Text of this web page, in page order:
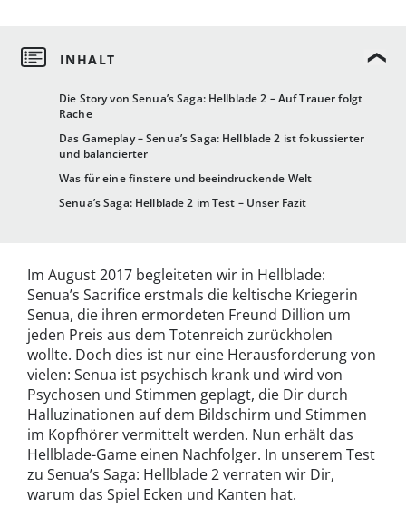
Die Story von Senua’s Saga: Hellblade 2 – Auf Trauer folgt
Rache
Das Gameplay – Senua’s Saga: Hellblade 2 ist fokussierter
und balancierter
Was für eine finstere und beeindruckende Welt
Senua’s Saga: Hellblade 2 im Test – Unser Fazit
Im August 2017 begleiteten wir in Hellblade:
Senua’s Sacrifice erstmals die keltische Kriegerin
Senua, die ihren ermordeten Freund Dillion um
jeden Preis aus dem Totenreich zurückholen
wollte. Doch dies ist nur eine Herausforderung von
vielen: Senua ist psychisch krank und wird von
Psychosen und Stimmen geplagt, die Dir durch
Halluzinationen auf dem Bildschirm und Stimmen
im Kopfhörer vermittelt werden. Nun erhält das
Hellblade-Game einen Nachfolger. In unserem Test
zu Senua’s Saga: Hellblade 2 verraten wir Dir,
warum das Spiel Ecken und Kanten hat.